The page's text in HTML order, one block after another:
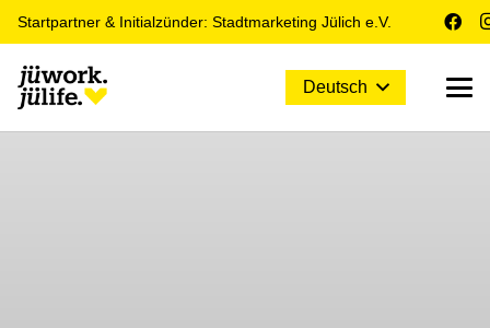
Startpartner & Initialzünder: Stadtmarketing Jülich e.V.
Deutsch